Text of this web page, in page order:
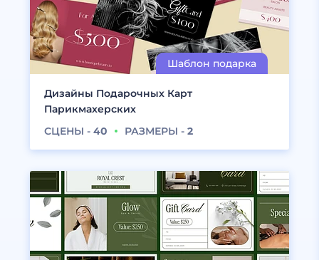
Дизайны Подарочных Карт
Парикмахерских
СЦЕНЫ - 40 РАЗМЕРЫ - 2